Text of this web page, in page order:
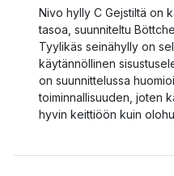
Nivo hylly C Gejstiltä on
tasoa, suunniteltu
Tyylikäs seinähylly on
käytännöllinen
on suunnittelussa
toiminnallisuuden, joten
hyvin keittiöön kuin